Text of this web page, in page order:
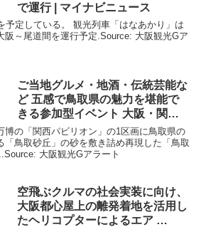
で運行 | マイナビニュース
予定している。 観光列車「はなあかり」は
阪～尾道間を運行予定.Source: 大阪観光Gア
ご当地グルメ・地酒・伝統芸能な
ど 五感で鳥取県の魅力を堪能で
きる参加型イベント 大阪 ・関西
…
博の「関西パビリオン」の1区画に鳥取県の
「鳥取砂丘」の砂を敷き詰め再現した「鳥取
大阪観光Gアラート
空飛ぶクルマの社会実装に向け、
大阪都心屋上の離発着地を活用し
たヘリコプターによるエア …